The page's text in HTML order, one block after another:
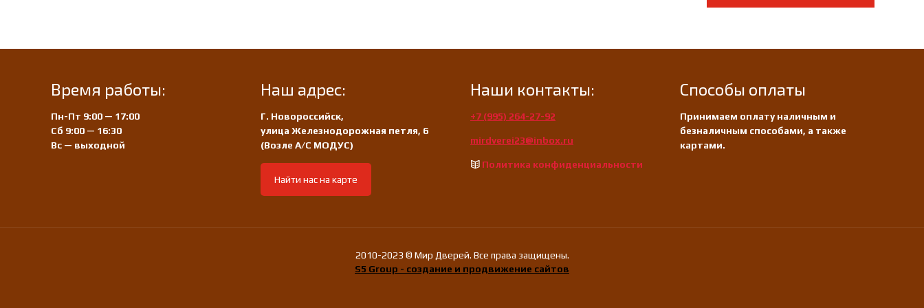
Время работы:
Пн-Пт 9:00 — 17:00
Сб 9:00 — 16:30
Вс — выходной
Наш адрес:
Г. Новороссийск,
улица Железнодорожная петля, 6
(Возле А/С МОДУС)
Найти нас на карте
Наши контакты:
+7 (995) 264-27-92
mirdverei23@inbox.ru
Политика конфиденциальности
Способы оплаты
Принимаем оплату наличным и
безналичным способами, а также
картами.
2010-2023 © Мир Дверей. Все права защищены.
S5 Group - создание и продвижение сайтов